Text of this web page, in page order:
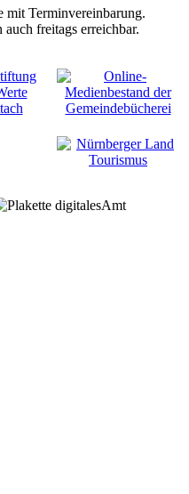
mit Terminvereinbarung.
freitags erreichbar.